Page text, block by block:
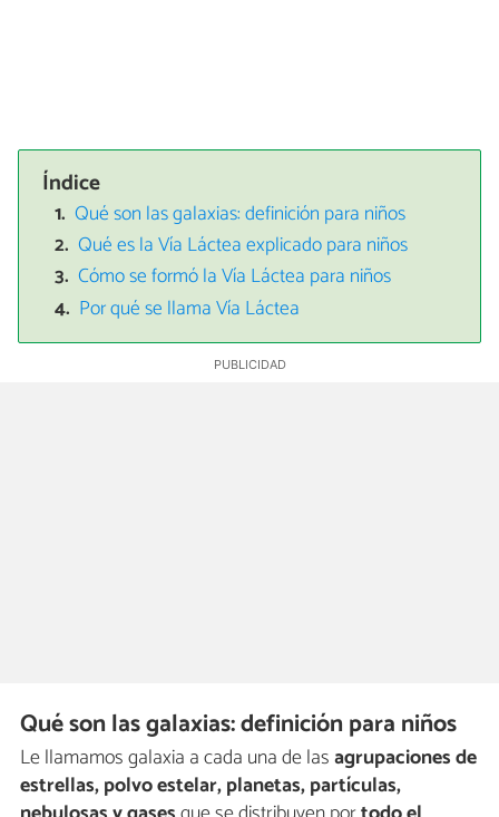
Índice
Qué son las galaxias: definición para niños
Qué es la Vía Láctea explicado para niños
Cómo se formó la Vía Láctea para niños
Por qué se llama Vía Láctea
Qué son las galaxias: definición para niños
Le llamamos galaxia a cada una de lasagrupaciones de
estrellas, polvo estelar, planetas, partículas,